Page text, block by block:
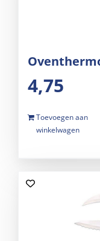
4,75
Toevoegen aan
winkelwagen